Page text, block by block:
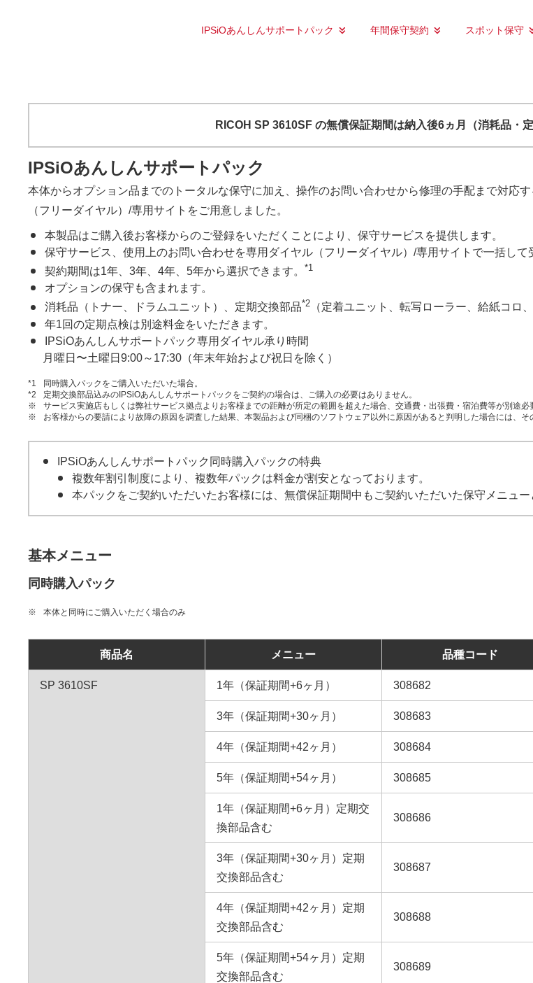
IPSiOあんしんサポートパック 年間保守契約 スポット保守
RICOH SP 3610SF の無償保証期間は納入後6ヵ月（消耗品・
IPSiOあんしんサポートパック
本体からオプション品までのトータルな保守に加え、操作のお問い合わせから修理の手配まで対応
（フリーダイヤル）/専用サイトをご用意しました。
本製品はご購入後お客様からのご登録をいただくことにより、保守サービスを提供します。
保守サービス、使用上のお問い合わせを専用ダイヤル（フリーダイヤル）/専用サイトで一括して
契約期間は1年、3年、4年、5年から選択できます。 *1
オプションの保守も含まれます。
消耗品（トナー、ドラムユニット）、定期交換部品*2 （定着ユニット、転写ローラー、給紙コロ
年1回の定期点検は別途料金をいただきます。
IPSiOあんしんサポートパック専用ダイヤル承り時間
月曜日〜土曜日9:00～17:30（年末年始および祝日を除く）
*1
同時購入パックをご購入いただいた場合。
*2
定期交換部品込みのIPSiOあんしんサポートパックをご契約の場合は、ご購入の必要はありません。
※
サービス実施店もしくは弊社サービス拠点よりお客様までの距離が所定の範囲を超えた場合、交通費・出張費・宿泊費等が別途必
※
お客様からの要請により故障の原因を調査した結果、本製品および同梱のソフトウェア以外に原因があると判明した場合には、
IPSiOあんしんサポートパック同時購入パックの特典
複数年割引制度により、複数年パックは料金が割安となっております。
本パックをご契約いただいたお客様には、無償保証期間中もご契約いただいた保守メニュー
基本メニュー
同時購入パック
※ 本体と同時にご購入いただく場合のみ
商品名 メニュー 品種コード
SP 3610SF 1年（保証期間+6ヶ月） 308682
3年（保証期間+30ヶ月） 308683
4年（保証期間+42ヶ月） 308684
5年（保証期間+54ヶ月） 308685
1年（保証期間+6ヶ月）定期交
換部品含む
308686
3年（保証期間+30ヶ月）定期
交換部品含む
308687
4年（保証期間+42ヶ月）定期
交換部品含む
308688
5年（保証期間+54ヶ月）定期
交換部品含む
308689